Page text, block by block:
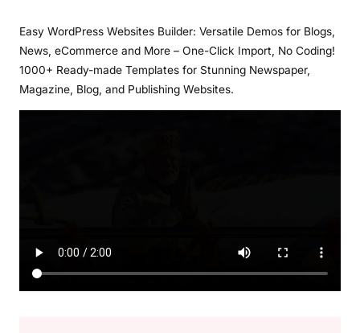
Easy WordPress Websites Builder: Versatile Demos for Blogs,
News, eCommerce and More – One-Click Import, No Coding!
1000+ Ready-made Templates for Stunning Newspaper,
Magazine, Blog, and Publishing Websites.